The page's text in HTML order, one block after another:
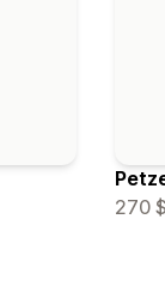
270 $